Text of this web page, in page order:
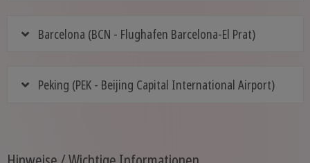
Barcelona (BCN - Flughafen Barcelona-El Prat)
Peking (PEK - Beijing Capital International Airport)